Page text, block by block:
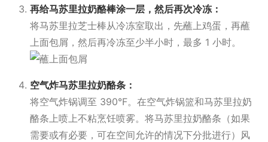
再给马苏里拉奶酪棒涂一层，然后再次冷冻：
将马苏里拉芝士棒从冷冻室取出，先蘸上鸡蛋，再蘸
上面包屑，然后再冷冻至少半小时，最多 1 小时。
空气炸马苏里拉奶酪条：
将空气炸锅调至 390°F。在空气炸锅篮和马苏里拉奶
酪条上喷上不粘烹饪喷雾。将马苏里拉奶酪条（如果
需要或有必要，可在空间允许的情况下分批进行）风